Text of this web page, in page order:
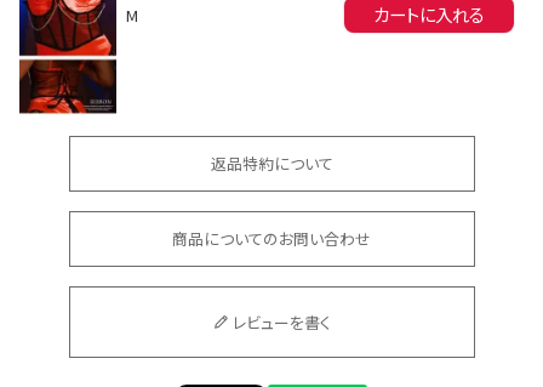
会員登録でいつでもお得に
M カートに入れる
返品特約について
商品についてのお問い合わせ
レビューを書く